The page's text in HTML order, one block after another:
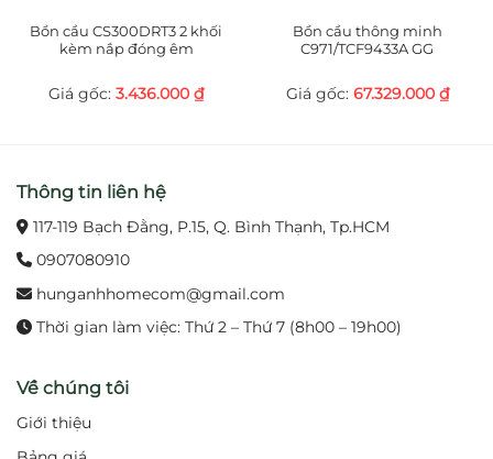
toàn và tiết kiệm năng lượng.
Đảm bảo vệ sinh tối ưu, hạn chế tiếp xúc trực
Tiết kiệm nước hiệu quả nhờ chế độ tự động
ngắt thông minh.
Nâng cao thẩm mỹ, tạo không gian phòng tắm
Bền bỉ theo thời gian, ít hư hỏng, giảm chi phí
Bồn cầu CS300DRT3 2 khối
kèm nắp đóng êm
3.436.000 ₫
Bồn cầu thông minh
C971/TCF9433A GG
67.329.000 ₫
Thông tin liên hệ
117-119 Bạch Đằng, P.15, Q. Bình Thạnh, Tp.HCM
0907080910
hunganhhomecom@gmail.com
Thời gian làm việc: Thứ 2 – Thứ 7 (8h00 – 19h00)
Về chúng tôi
Giới thiệu